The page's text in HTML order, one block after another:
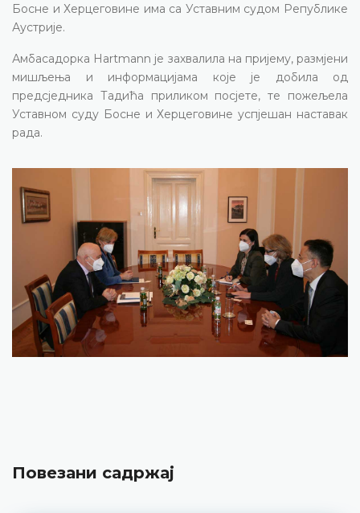
Босне и Херцеговине има са Уставним судом Републике
Аустрије.
Амбасадорка Hartmann је захвалила на пријему, размјени
мишљења и информацијама које је добила од
предсједника Тадића приликом посјете, те пожељела
Уставном суду Босне и Херцеговине успјешан наставак
рада.
Повезани садржај